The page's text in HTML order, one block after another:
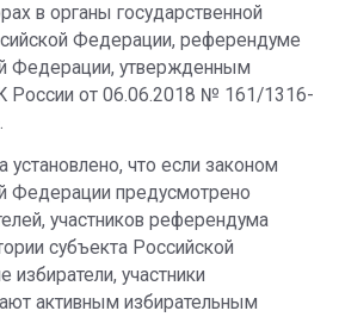
в органы государственной
Федерации, референдуме
Федерации, утвержденным
России от 06.06.2018 № 161/1316-
установлено, что если законом
Федерации предусмотрено
участников референдума
субъекта Российской
избиратели, участники
активным избирательным